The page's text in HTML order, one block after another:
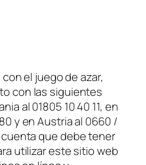
el juego de azar,
con las siguientes
al 01805 10 40 11, en
y en Austria al 0660 /
cuenta que debe tener
utilizar este sitio web